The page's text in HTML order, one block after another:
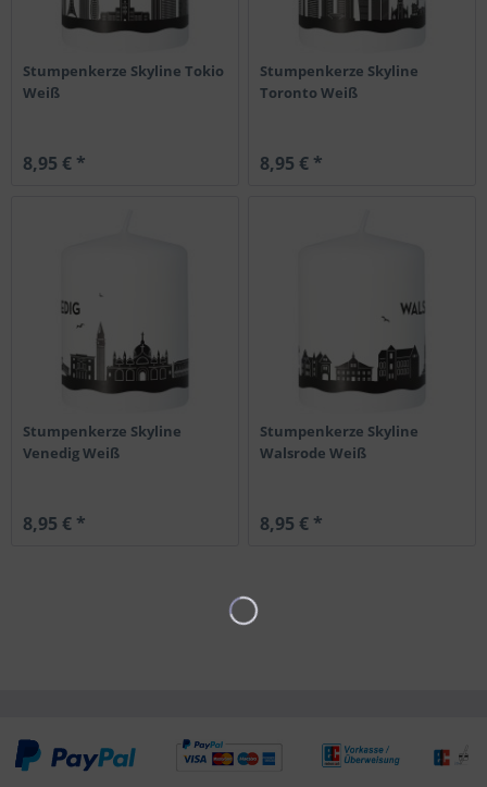
Stumpenkerze Skyline Tokio
Weiß
8,95 € *
Stumpenkerze Skyline
Toronto Weiß
8,95 € *
Stumpenkerze Skyline
Venedig Weiß
8,95 € *
Stumpenkerze Skyline
Walsrode Weiß
8,95 € *